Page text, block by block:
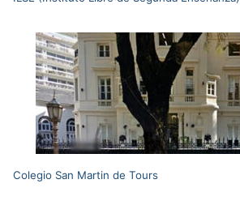
Colegio San Martin de Tours